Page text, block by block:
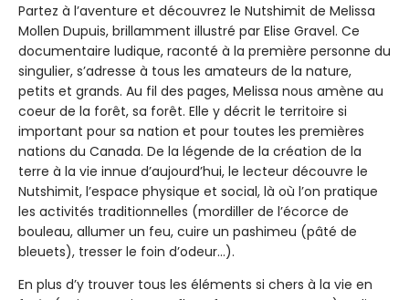
Partez à l’aventure et découvrez le Nutshimit de Melissa
Mollen Dupuis, brillamment illustré par Elise Gravel. Ce
documentaire ludique, raconté à la première personne du
singulier, s’adresse à tous les amateurs de la nature,
petits et grands. Au fil des pages, Melissa nous amène au
coeur de la forêt, sa forêt. Elle y décrit le territoire si
important pour sa nation et pour toutes les premières
nations du Canada. De la légende de la création de la
terre à la vie innue d’aujourd’hui, le lecteur découvre le
Nutshimit, l’espace physique et social, là où l’on pratique
les activités traditionnelles (mordiller de l’écorce de
bouleau, allumer un feu, cuire un pashimeu (pâté de
bleuets), tresser le foin d’odeur…).
En plus d’y trouver tous les éléments si chers à la vie en